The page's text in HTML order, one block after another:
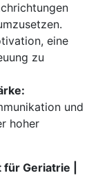
eine
zu
und
hoher
Geriatrie |